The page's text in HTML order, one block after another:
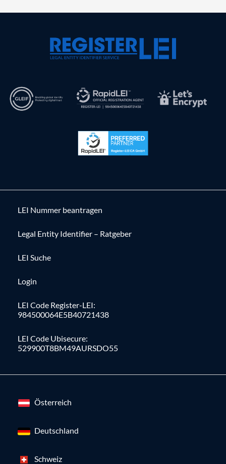
LEI Nummer beantragen
Legal Entity Identifier – Ratgeber
LEI Suche
Login
LEI Code Register-LEI:
984500064E5B40721438
LEI Code Ubisecure:
529900T8BM49AURSDO55
Österreich
Deutschland
Schweiz